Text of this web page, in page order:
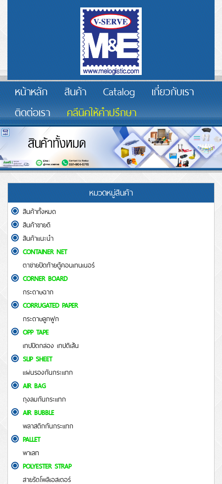
หน้าหลัก สินค้า Catalog
เกี่ยวกับเรา
ติดต่อเรา
คลีนิคให้คำปรึกษา
หมวดหมู่สินค้า
สินค้าทั้งหมด
สินค้าขายดี
สินค้าแนะนำ
CONTAINER NET
ตาข่ายปิดท้ายตู้คอนเทนเนอร์
CORNER BOARD
กระดาษฉาก
CORRUGATED PAPER
กระดาษลูกฟูก
OPP TAPE
เทปปิดกล่อง เทปตีเส้น
SLIP SHEET
แผ่นรองกันกระแทก
AIR BAG
ถุงลมกันกระแทก
AIR BUBBLE
พลาสติกกันกระแทก
PALLET
พาเลท
POLYESTER STRAP
สายรัดโพลีเอสเตอร์